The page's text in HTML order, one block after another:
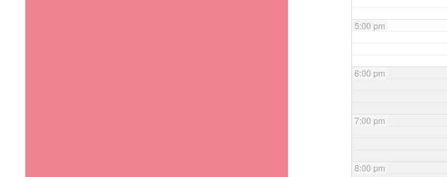
5:00 pm
6:00 pm
7:00 pm
8:00 pm